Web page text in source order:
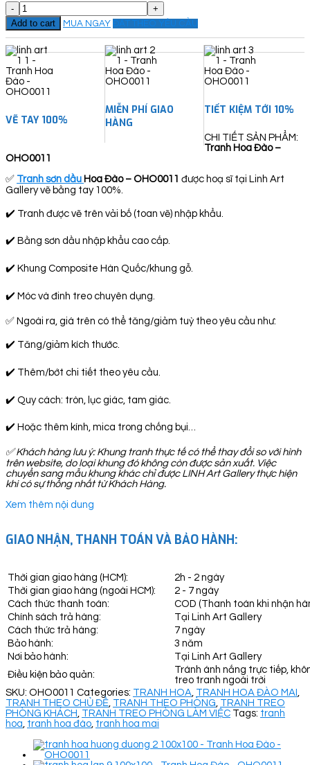
Tranh
Hoa
Đào
-
OHO0011
quantity
Add to cart MUA NGAY ĐẶT THEO YÊU CẦU
VẼ TAY 100%
MIỄN PHÍ GIAO
HÀNG
TIẾT KIỆM TỚI 10%
CHI TIẾT SẢN PHẨM:
Tranh Hoa Đào –
OHO0011
✅ Tranh sơn dầu Hoa Đào – OHO0011 được hoạ sĩ tại Linh Art
Gallery vẽ bằng tay 100%.
✔️ Tranh được vẽ trên vải bố (toan vẽ) nhập khẩu.
✔️ Bằng sơn dầu nhập khẩu cao cấp.
✔️ Khung Composite Hàn Quốc/khung gỗ.
✔️ Móc và đinh treo chuyên dụng.
✅ Ngoài ra, giá trên có thể tăng/giảm tuỳ theo yêu cầu như:
✔️ Tăng/giảm kích thước.
✔️ Thêm/bớt chi tiết theo yêu cầu.
✔️ Quy cách: tròn, lục giác, tam giác.
✔️ Hoặc thêm kính, mica trong chống bụi…
✅Khách hàng lưu ý: Khung tranh thực tế có thể thay đổi so với hình
trên website, do loại khung đó không còn được sản xuất. Việc
chuyển sang mẫu khung khác chỉ được LINH Art Gallery thực hiện
khi có sự thống nhất từ Khách Hàng.
Xem thêm nội dung
GIAO NHẬN, THANH TOÁN VÀ BẢO HÀNH:
Thời gian giao hàng (HCM):
2h - 2 ngày
Thời gian giao hàng (ngoài HCM):
2 - 7 ngày
Cách thức thanh toán:
COD (Thanh toán khi nhận
Chính sách trả hàng:
Tại Linh Art Gallery
Cách thức trả hàng:
7 ngày
Bảo hành:
3 năm
Nơi bảo hành:
Tại Linh Art Gallery
Điều kiện bảo quản:
Tránh ánh nắng trực tiếp,
treo tranh ngoài trời
SKU: OHO0011 Categories: TRANH HOA, TRANH HOA ĐÀO MAI ,
TRANH THEO CHỦ ĐỀ, TRANH THEO PHÒNG, TRANH TREO
PHÒNG KHÁCH, TRANH TREO PHÒNG LÀM VIỆC Tags: tranh
hoa, tranh hoa đào, tranh hoa mai